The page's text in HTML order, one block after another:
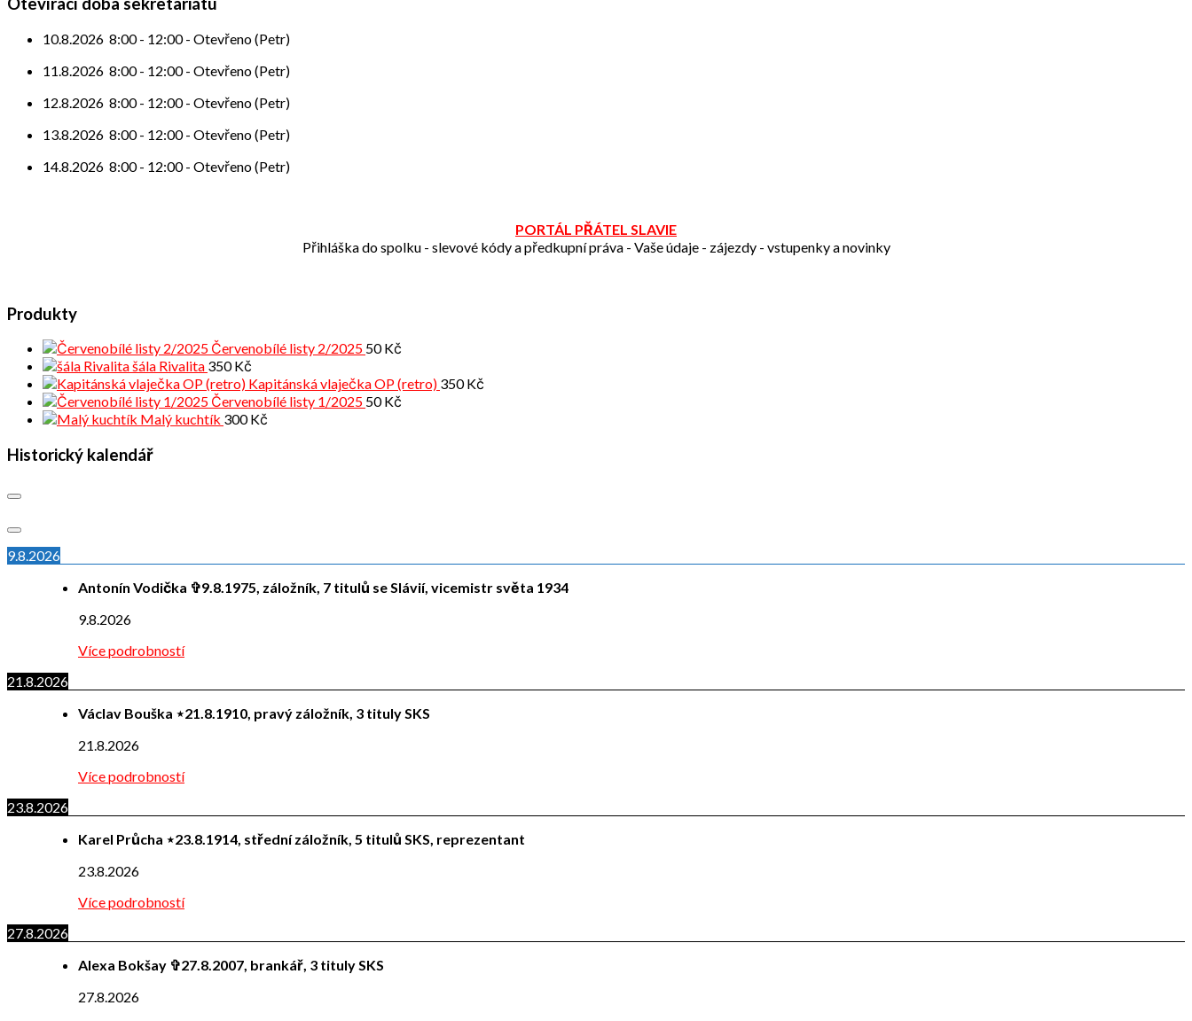
příspěvek
10.8.2026 8:00- 12:00- Otevřeno (Petr)
11.8.2026 8:00- 12:00- Otevřeno (Petr)
12.8.2026 8:00- 12:00- Otevřeno (Petr)
13.8.2026 8:00- 12:00- Otevřeno (Petr)
14.8.2026 8:00- 12:00- Otevřeno (Petr)
PORTÁL PŘÁTEL SLAVIE
Přihláška do spolku - slevové kódy a předkupní práva - Vaše údaje - zájezdy - vstupenky a novinky
Produkty
Červenobílé listy 2/2025 50Kč
šála Rivalita 350Kč
Kapitánská vlaječka OP (retro) 350Kč
Červenobílé listy 1/2025 50Kč
Malý kuchtík 300Kč
Historický kalendář
9.8.2026
Antonín Vodička ✞9.8.1975, záložník, 7 titulů se Slávií, vicemistr světa 1934
9.8.2026
Více podrobností
21.8.2026
Václav Bouška ⋆21.8.1910, pravý záložník, 3 tituly SKS
21.8.2026
Více podrobností
23.8.2026
Karel Průcha ⋆23.8.1914, střední záložník, 5 titulů SKS, reprezentant
23.8.2026
Více podrobností
27.8.2026
Alexa Bokšay ✞27.8.2007, brankář, 3 tituly SKS
27.8.2026